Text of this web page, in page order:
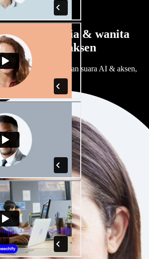
suara pria & wanita
berbagai aksen
beda. Pilih ratusan suara AI & aksen,